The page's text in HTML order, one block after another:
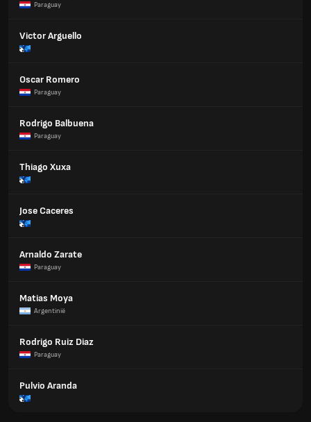
Paraguay
Victor Arguello
Oscar Romero
Paraguay
Rodrigo Balbuena
Paraguay
Thiago Xuxa
Jose Caceres
Arnaldo Zarate
Paraguay
Matias Moya
Argentinië
Rodrigo Ruiz Diaz
Paraguay
Pulvio Aranda